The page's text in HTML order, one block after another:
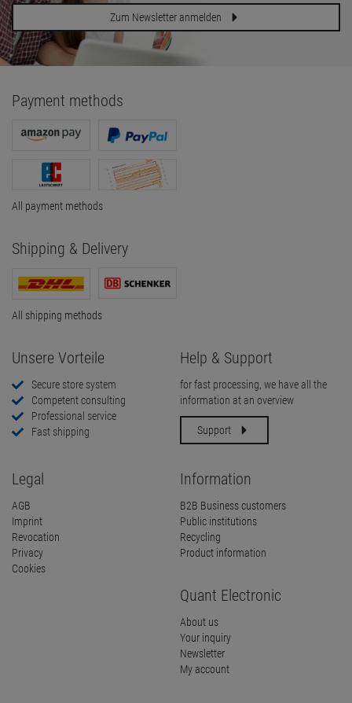
Zum Newsletter anmelden
Payment methods
All payment methods
Shipping & Delivery
All shipping methods
Unsere Vorteile
Secure store system
Competent consulting
Professional service
Fast shipping
Help & Support
for fast processing, we have all the
information at an overview
Support
Legal
AGB
Imprint
Revocation
Privacy
Cookies
Information
B2B Business customers
Public institutions
Recycling
Product information
Quant Electronic
About us
Your inquiry
Newsletter
My account